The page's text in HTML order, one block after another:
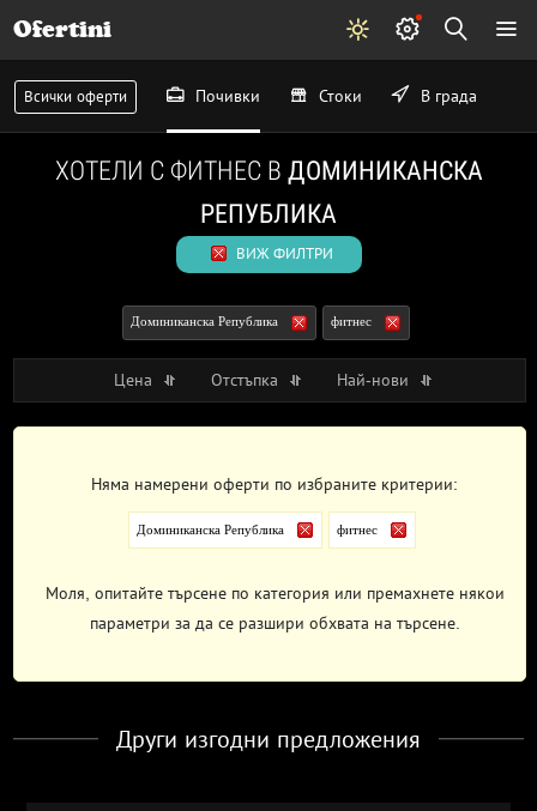
Ofertini
Всички оферти Почивки Стоки В града
ХОТЕЛИ С ФИТНЕС В ДОМИНИКАНСКА
РЕПУБЛИКА
ВИЖ ФИЛТРИ
Доминиканска Република фитнес
Цена Отстъпка Най-нови
Няма намерени оферти по избраните критерии:
Доминиканска Република фитнес
Моля, опитайте търсене по категория или премахнете някои
параметри за да се разшири обхвата на търсене.
Други изгодни предложения